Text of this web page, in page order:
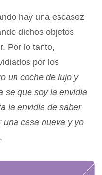
hay una escasez
dichos objetos
Por lo tanto,
por los
un coche de lujo y
se que soy la envidia
la envidia de saber
una casa nueva y yo
.